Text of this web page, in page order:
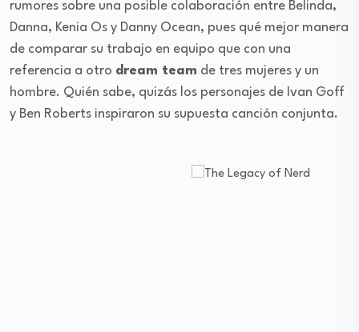
rumores sobre una posible colaboración entre Belinda,
Danna, Kenia Os y Danny Ocean, pues qué mejor manera
de comparar su trabajo en equipo que con una
referencia a otro dream team de tres mujeres y un
hombre. Quién sabe, quizás los personajes de Ivan Goff
y Ben Roberts inspiraron su supuesta canción conjunta.